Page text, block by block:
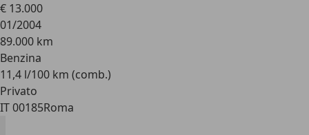
€ 13.000
01/2004
89.000 km
Benzina
11,4 l/100 km (comb.)
Privato
IT 00185Roma